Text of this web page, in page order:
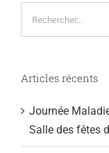
Articles récents
Journée
Salle des fêtes